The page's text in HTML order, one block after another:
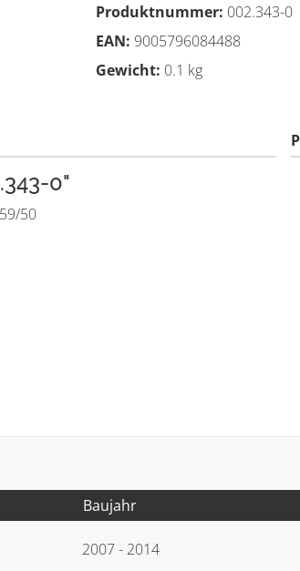
Produktnummer: 002.343-0
EAN: 9005796084488
Gewicht: 0.1 kg
0"
50
Baujahr
2007 - 2014